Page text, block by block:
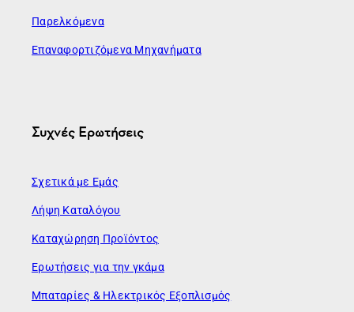
Παρελκόμενα
Επαναφορτιζόμενα Μηχανήματα
Συχνές Ερωτήσεις
Σχετικά με Εμάς
Λήψη Καταλόγου
Καταχώρηση Προϊόντος
Ερωτήσεις για την γκάμα
Μπαταρίες & Ηλεκτρικός Εξοπλισμός